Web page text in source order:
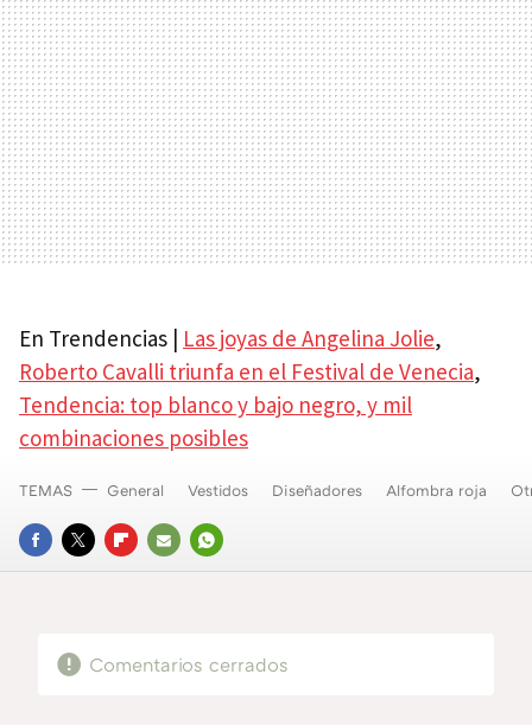
En Trendencias | Las joyas de Angelina Jolie,
Roberto Cavalli triunfa en el Festival de Venecia,
Tendencia: top blanco y bajo negro, y mil
combinaciones posibles
FACEBOOK
TWITTERFLIPBOARD
E-
WHATSAPP
TEMAS General Vestidos Diseñadores Alfombra roja
Comentarios cerrados